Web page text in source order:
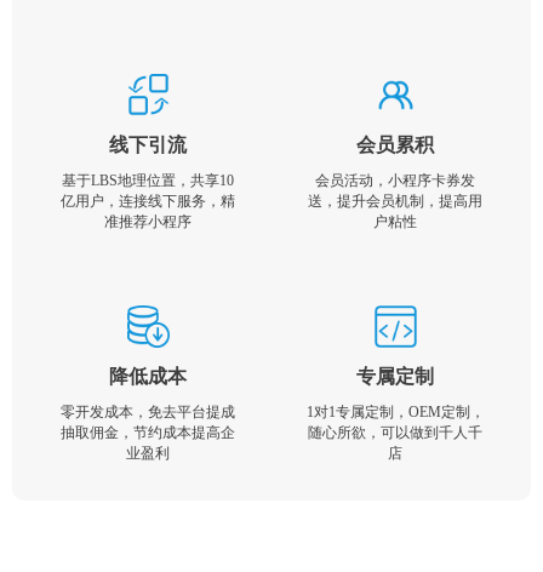
线下引流
基于LBS地理位置，共享10
亿用户，连接线下服务，精
准推荐小程序
会员累积
会员活动，小程序卡券发
送，提升会员机制，提高用
户粘性
降低成本
零开发成本，免去平台提成
抽取佣金，节约成本提高企
业盈利
专属定制
1对1专属定制，OEM定制，
随心所欲，可以做到千人千
店